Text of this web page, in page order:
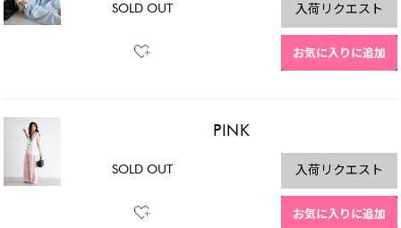
SOLD OUT 入荷リクエスト
お気に入りに追加
PINK
SOLD OUT 入荷リクエスト
お気に入りに追加